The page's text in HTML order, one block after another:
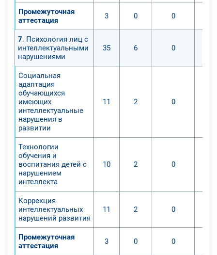
Промежуточная
аттестация
3 0 0
7. Психология лиц с
интеллектуальными
нарушениями
35 6 0
Социальная
адаптация
обучающихся
имеющих
интеллектуальные
нарушения в
развитии
11 2 0
Технологии
обучения и
воспитания детей с
нарушением
интеллекта
10 2 0
Коррекция
интеллектуальных
нарушений развития
11 2 0
Промежуточная
аттестация
3 0 0